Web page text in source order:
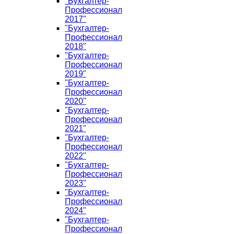
Профессионал
2017"
"Бухгалтер-
Профессионал
2018"
"Бухгалтер-
Профессионал
2019"
"Бухгалтер-
Профессионал
2020"
"Бухгалтер-
Профессионал
2021"
"Бухгалтер-
Профессионал
2022"
"Бухгалтер-
Профессионал
2023"
"Бухгалтер-
Профессионал
2024"
"Бухгалтер-
Профессионал